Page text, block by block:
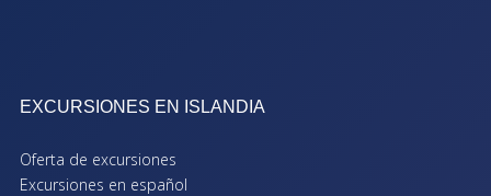
EXCURSIONES EN ISLANDIA
Oferta de excursiones
Excursiones en español